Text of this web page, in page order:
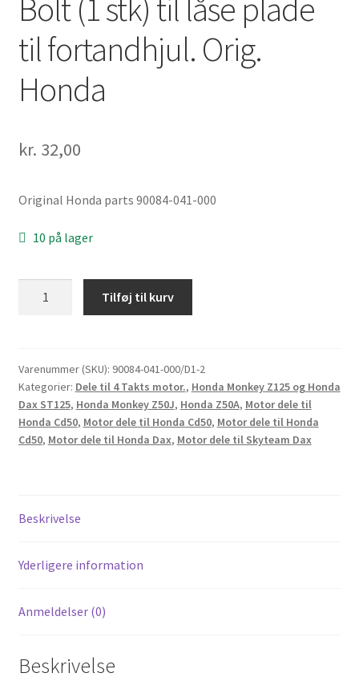
Bolt (1 stk) til låse plade
til fortandhjul. Orig.
Honda
kr. 32,00
Original Honda parts 90084-041-000
10 på lager
låse
plade
til
fortandhjul.
Orig.
Tilføj til kurv
Varenummer (SKU): 90084-041-000/D1-2
Kategorier: Dele til 4 Takts motor., Honda Monkey Z125 og Honda
Dax ST125, Honda Monkey Z50J, Honda Z50A, Motor dele til
Honda Cd50, Motor dele til Honda Cd50, Motor dele til Honda
Cd50, Motor dele til Honda Dax, Motor dele til Skyteam Dax
Beskrivelse
Yderligere information
Anmeldelser (0)
Beskrivelse